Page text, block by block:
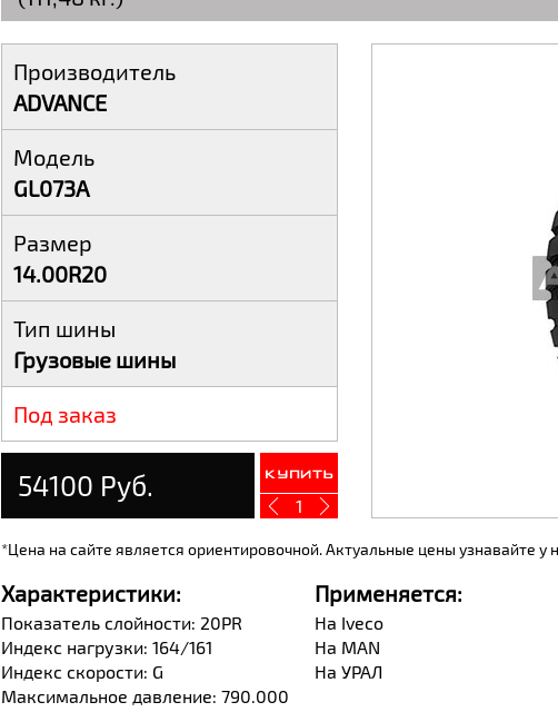
Производитель
ADVANCE
Модель
GL073A
Размер
14.00R20
Тип шины
Грузовые шины
Под заказ
54100 Руб. Купить
1
*Цена на сайте является ориентировочной. Актуальные цены узнавайте
Характеристики:
Показатель слойности: 20PR
Индекс нагрузки: 164/161
Индекс скорости: G
Максимальное давление: 790.000
Применяется:
На Iveco
На MAN
На УРАЛ